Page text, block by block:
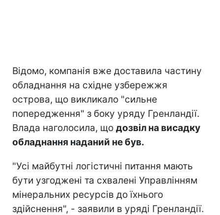
Відомо, компанія вже доставила частину
обладнання на східне узбережжя
острова, що викликало "сильне
попередження" з боку уряду Гренландії.
Влада наголосила, що дозвіл на висадку
обладнання наданий не був.
"Усі майбутні логістичні питання мають
бути узгоджені та схвалені Управлінням
мінеральних ресурсів до їхнього
здійснення", - заявили в уряді Гренландії.